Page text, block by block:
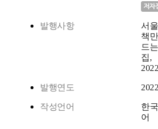
발행사항
서
책만
드는
집,
2022
발행연도 2022
작성언어
한국
어